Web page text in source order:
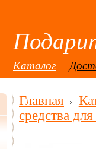
Каталог
Главная
средства